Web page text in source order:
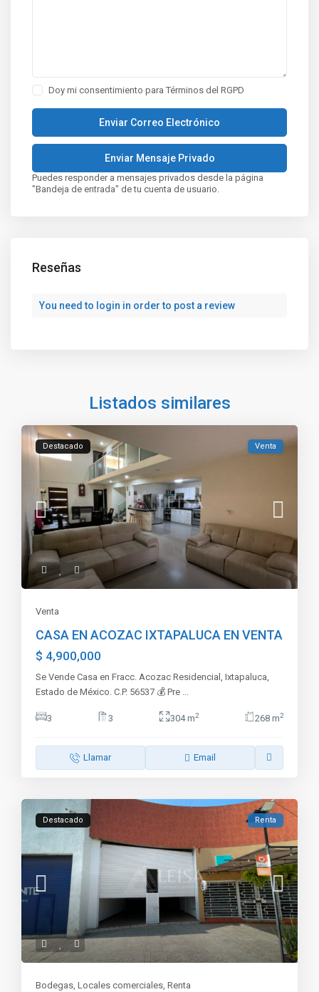
Doy mi consentimiento paraTérminos del RGPD
Puedes responder a mensajes privados desde la página
"Bandeja de entrada" de tu cuenta de usuario.
Reseñas
You need to login in order to post a review
Listados similares
Destacado Venta
Venta
CASA EN ACOZAC IXTAPALUCA EN VENTA
$ 4,900,000
Se Vende Casa en Fracc. Acozac Residencial, Ixtapaluca,
Estado de México. C.P. 56537 💰 Pre ...
3 3 304 m2 268 m2
Llamar Email
Destacado Renta
Bodegas,Locales comerciales,Renta